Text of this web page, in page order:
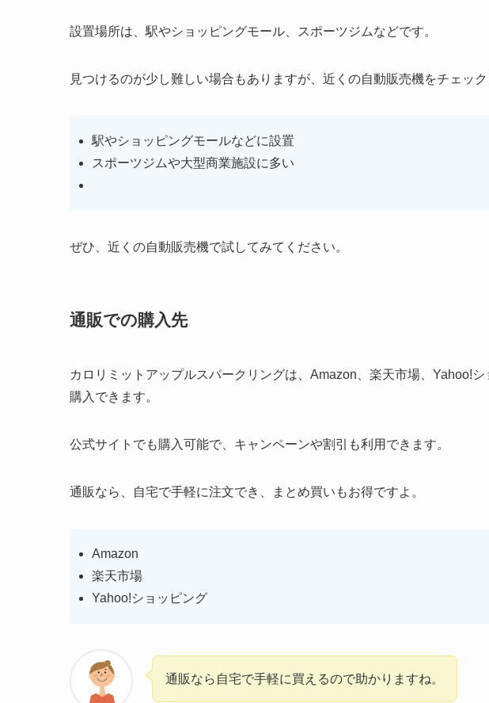
設置場所は、駅やショッピングモール、スポーツジムなどです。
見つけるのが少し難しい場合もありますが、近くの自動販売機をチェック
駅やショッピングモールなどに設置
スポーツジムや大型商業施設に多い
ぜひ、近くの自動販売機で試してみてください。
通販での購入先
カロリミットアップルスパークリングは、Amazon、楽天市場、Yahoo!
購入できます。
公式サイトでも購入可能で、キャンペーンや割引も利用できます。
通販なら、自宅で手軽に注文でき、まとめ買いもお得ですよ。
Amazon
楽天市場
Yahoo!ショッピング
通販なら自宅で手軽に買えるので助かりますね。